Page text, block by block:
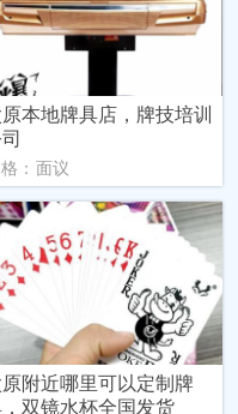
本地牌具店，牌技培训
：面议
附近哪里可以定制牌
双镜水杯全国发货